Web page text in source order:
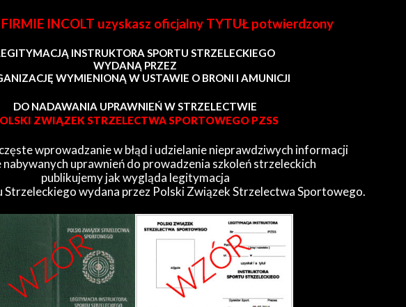
INCOLT uzyskasz oficjalny TYTUŁ potwierdzony
INSTRUKTORA SPORTU STRZELECKIEGO
WYDANĄ PRZEZ
WYMIENIONĄ W USTAWIE O BRONI I AMUNICJI
DO NADAWANIA UPRAWNIEŃ W STRZELECTWIE
ZWIĄZEK STRZELECTWA SPORTOWEGO PZSS
wprowadzanie w błąd i udzielanie nieprawdziwych informacji
nabywanych uprawnień do prowadzenia szkoleń strzeleckich
publikujemy jak wygląda legitymacja
wydana przez Polski Związek Strzelectwa Sportowego.